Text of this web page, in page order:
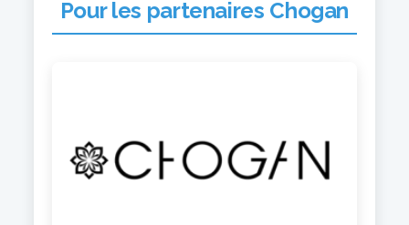
Pour les partenaires Chogan